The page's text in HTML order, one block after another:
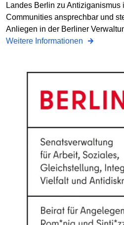
Landes Berlin zu Antiziganismus
Communities ansprechbar und
Anliegen in der Berliner
Weitere Informationen